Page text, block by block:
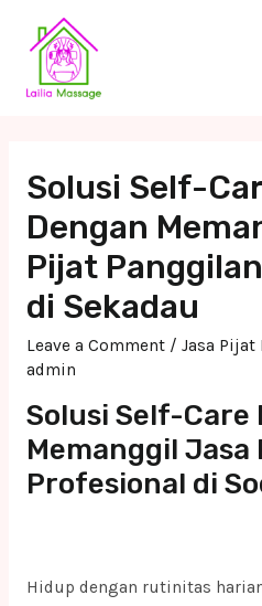
content
Solusi Self-
Dengan
Pijat
di Sekadau
Leave a Comment / Jasa Pijat
admin
Solusi Self-Care
Memanggil
Profesional di
Hidup dengan rutinitas